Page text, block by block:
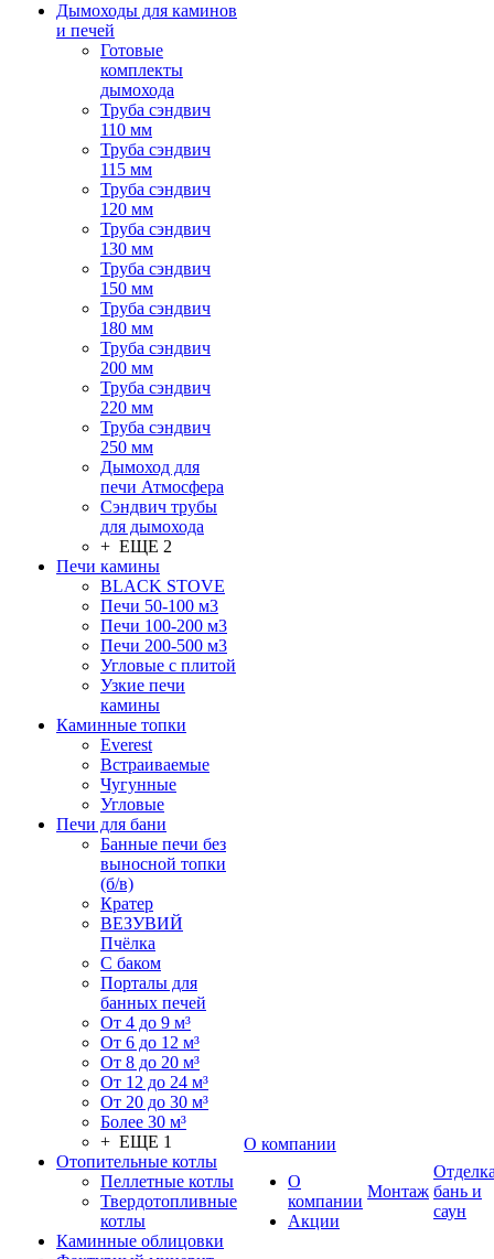
Дымоходы для каминов
и печей
Готовые
комплекты
дымохода
Труба сэндвич
110 мм
Труба сэндвич
115 мм
Труба сэндвич
120 мм
Труба сэндвич
130 мм
Труба сэндвич
150 мм
Труба сэндвич
180 мм
Труба сэндвич
200 мм
Труба сэндвич
220 мм
Труба сэндвич
250 мм
Дымоход для
печи Атмосфера
Сэндвич трубы
для дымохода
+ ЕЩЕ 2
Печи камины
BLACK STOVE
Печи 50-100 м3
Печи 100-200 м3
Печи 200-500 м3
Угловые с плитой
Узкие печи
камины
Каминные топки
Everest
Встраиваемые
Чугунные
Угловые
Печи для бани
Банные печи без
выносной топки
(б/в)
Кратер
ВЕЗУВИЙ
Пчёлка
С баком
Порталы для
банных печей
От 4 до 9 м³
От 6 до 12 м³
От 8 до 20 м³
От 12 до 24 м³
От 20 до 30 м³
Более 30 м³
+ ЕЩЕ 1
Отопительные котлы
Пеллетные котлы
Твердотопливные
котлы
Каминные облицовки
О компании
О
компании
Акции
Монтаж бань и
саун